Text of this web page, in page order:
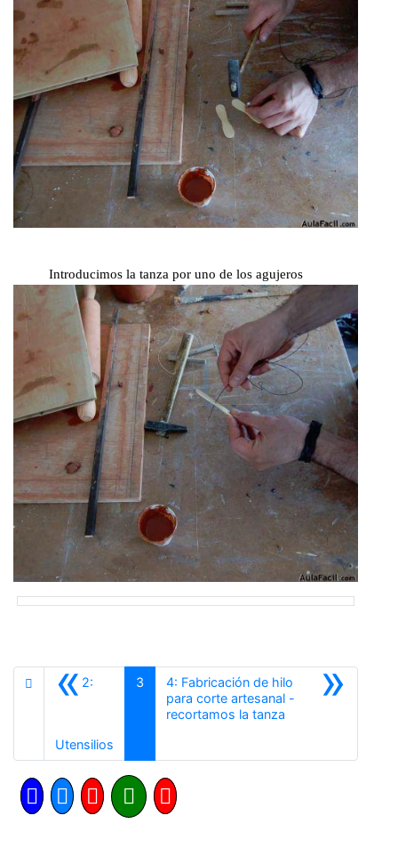
Introducimos la tanza por uno de los agujeros
«2:
Utensilios
3 »
4: Fabricación de hilo
para corte artesanal -
recortamos la tanza